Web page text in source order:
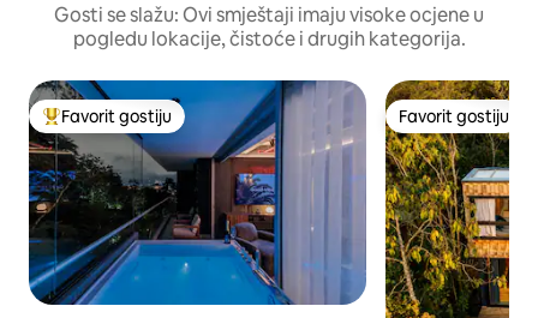
Gosti se slažu: Ovi smještaji imaju visoke ocjene u
pogledu lokacije, čistoće i drugih kategorija.
Glavni favorit gostiju
Favorit gostiju Favorit gostiju
Favorit gostiju